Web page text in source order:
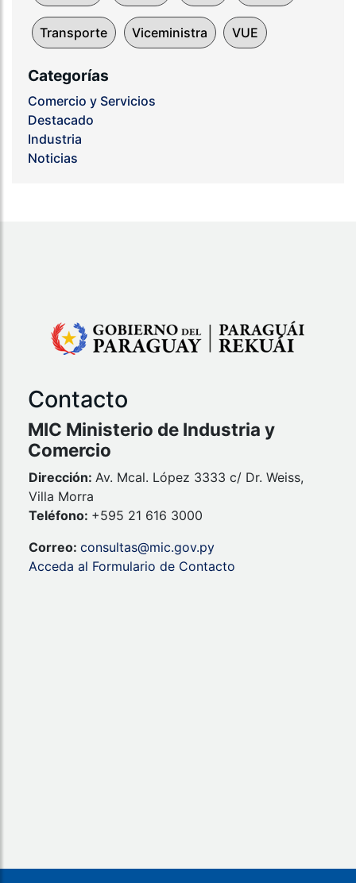
Transporte Viceministra VUE
Categorías
Comercio y Servicios
Destacado
Industria
Noticias
Contacto
MIC Ministerio de Industria y
Comercio
Dirección: Av. Mcal. López 3333 c/ Dr. Weiss,
Villa Morra
Teléfono: +595 21 616 3000
Correo: consultas@mic.gov.py
Acceda al Formulario de Contacto